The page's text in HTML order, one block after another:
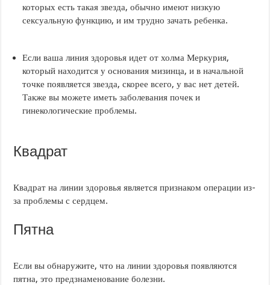
которых есть такая звезда, обычно имеют низкую
сексуальную функцию, и им трудно зачать ребенка.
Если ваша линия здоровья идет от холма Меркурия,
который находится у основания мизинца, и в начальной
точке появляется звезда, скорее всего, у вас нет детей.
Также вы можете иметь заболевания почек и
гинекологические проблемы.
Квадрат
Квадрат на линии здоровья является признаком операции из-
за проблемы с сердцем.
Пятна
Если вы обнаружите, что на линии здоровья появляются
пятна, это предзнаменование болезни.